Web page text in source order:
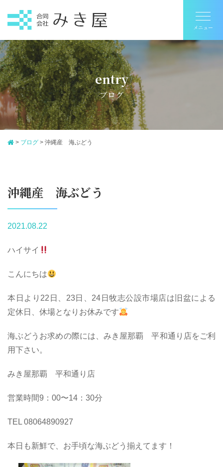
entry
ブログ
> ブログ > 沖縄産 海ぶどう
沖縄産 海ぶどう
2021.08.22
ハイサイ
こんにちは
本日より22日、23日、24日牧志公設市場店は旧盆による
定休日、休場となりお休みです
海ぶどうお求めの際には、みき屋那覇 平和通り店をご利
用下さい。
みき屋那覇 平和通り店
営業時間9：00〜14：30分
TEL 08064890927
本日も新鮮で、お手頃な海ぶどう揃えてます！